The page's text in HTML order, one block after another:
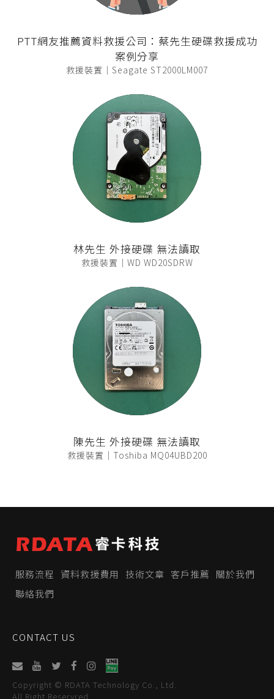
PTT網友推薦資料救援公司：蔡先生硬碟救援成功
案例分享
救援裝置｜Seagate ST2000LM007
林先生 外接硬碟 無法讀取
救援裝置｜WD WD20SDRW
陳先生 外接硬碟 無法讀取
救援裝置｜Toshiba MQ04UBD200
服務流程 資料救援費用 技術文章 客戶推薦
關於我們
聯絡我們
CONTACT US
Copyright © RDATA Technology Co., Ltd.
All Right Reservred.